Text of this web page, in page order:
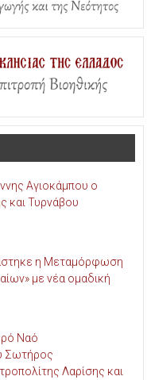
Αγιοκάμπου ο
και Τυρνάβου
η Μεταμόρφωση
με νέα ομαδική
Ναό
Σωτήρος
Λαρίσης και